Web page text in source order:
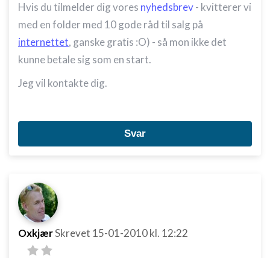
Hvis du tilmelder dig vores nyhedsbrev- kvitterer vi
med en folder med 10 gode råd til salg på
internettet, ganske gratis :O) - så mon ikke det
kunne betale sig som en start.
Jeg vil kontakte dig.
Svar
OxkjærSkrevet 15-01-2010kl. 12:22
Bruge begrænsede oplysninger til at vælge
placeringsoplysninger
Funktionel
Annoncering / marketing